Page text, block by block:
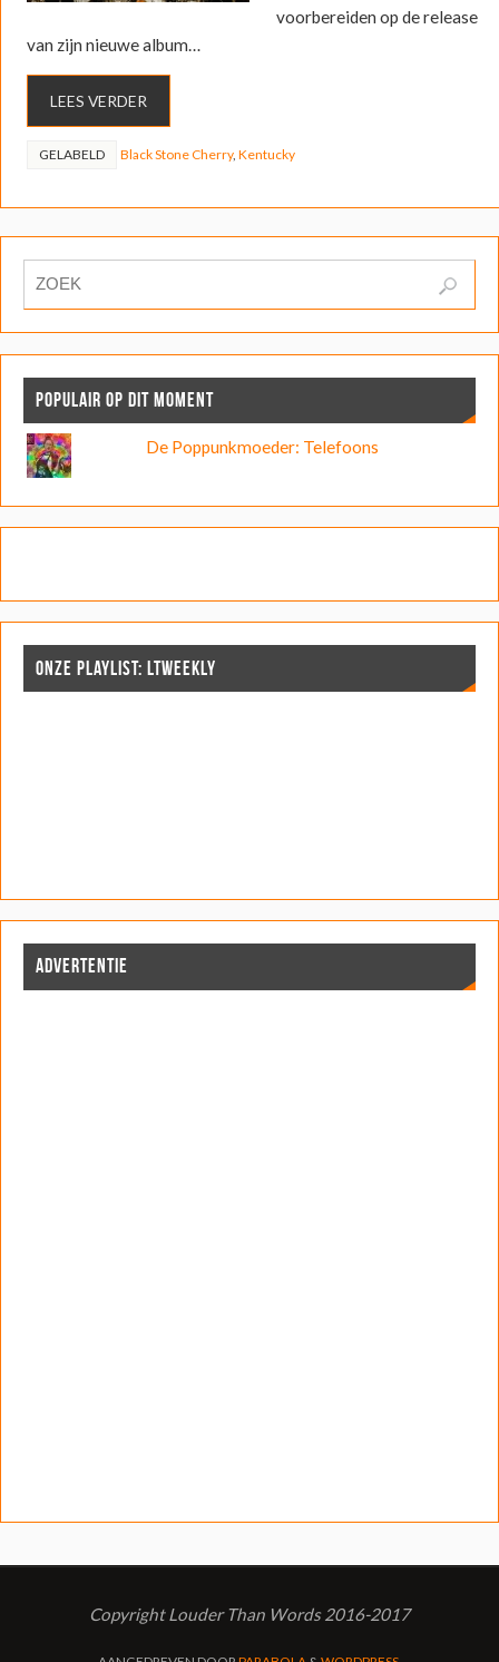
voorbereiden op de release
van zijn nieuwe album…
LEES VERDER
GELABELD Black Stone Cherry, Kentucky
POPULAIR OP DIT MOMENT
De Poppunkmoeder: Telefoons
ONZE PLAYLIST: LTWEEKLY
ADVERTENTIE
Copyright Louder Than Words 2016-2017